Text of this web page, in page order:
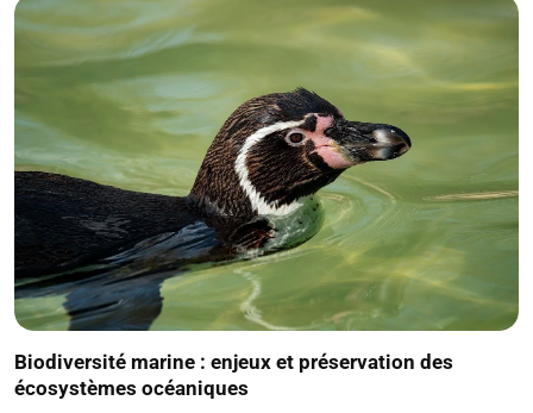
Biodiversité marine : enjeux et préservation des
écosystèmes océaniques